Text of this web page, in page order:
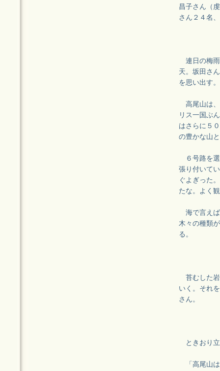
昌子さん（
さん２４名
連日の梅雨
天。坂田さ
を思い出す
高尾山は、
リス一国ぶ
はさらに５
の豊かな山
６号路を選
張り付いて
ぐよぎった
たな。よく
海で言えば
木々の種類
る。
苔むした岩
いく。それ
さん。
ときおり立
「高尾山は